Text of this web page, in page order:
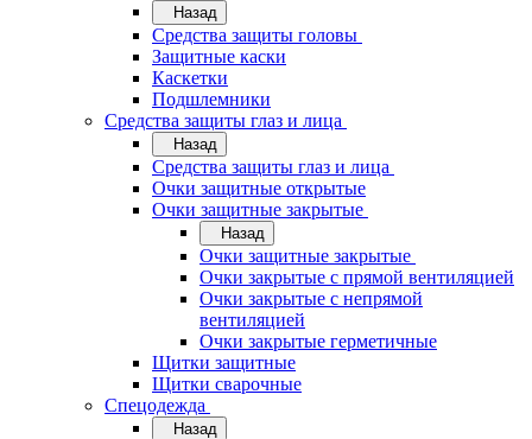
Назад
Средства защиты головы
Защитные каски
Каскетки
Подшлемники
Средства защиты глаз и лица
Назад
Средства защиты глаз и лица
Очки защитные открытые
Очки защитные закрытые
Назад
Очки защитные закрытые
Очки закрытые с прямой вентиляцией
Очки закрытые с непрямой
вентиляцией
Очки закрытые герметичные
Щитки защитные
Щитки сварочные
Спецодежда
Назад